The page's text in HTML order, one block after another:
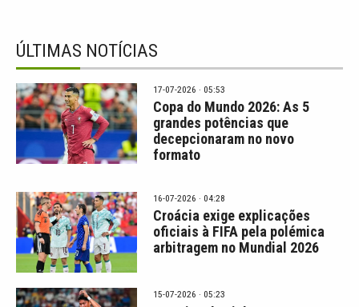
ÚLTIMAS NOTÍCIAS
17-07-2026 · 05:53
Copa do Mundo 2026: As 5
grandes potências que
decepcionaram no novo
formato
16-07-2026 · 04:28
Croácia exige explicações
oficiais à FIFA pela polémica
arbitragem no Mundial 2026
15-07-2026 · 05:23